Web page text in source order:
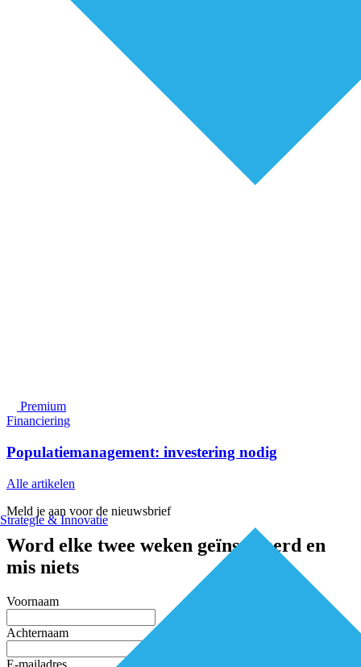
Strategie & Innovatie
Premium
Financiering
Populatiemanagement: investering nodig
Alle artikelen
Meld je aan voor de nieuwsbrief
Word elke twee weken geïnspireerd en
mis niets
Voornaam
Achternaam
E-mailadres